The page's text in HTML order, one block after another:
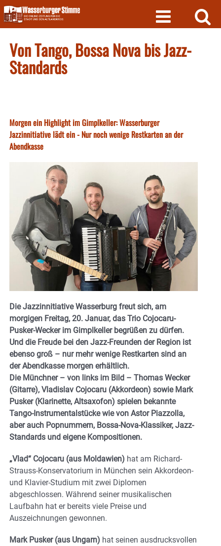
Skip
to
content
Von Tango, Bossa Nova bis Jazz-
Standards
Morgen ein Highlight im Gimplkeller: Wasserburger
Jazzinnitiative lädt ein - Nur noch wenige Restkarten an der
Abendkasse
Die Jazzinnitiative Wasserburg freut sich, am
morgigen Freitag, 20. Januar, das Trio Cojocaru-
Pusker-Wecker im Gimplkeller begrüßen zu dürfen.
Und die Freude bei den Jazz-Freunden der Region ist
ebenso groß – nur mehr wenige Restkarten sind an
der Abendkasse morgen erhältlich.
Die Münchner – von links im Bild – Thomas Wecker
(Gitarre), Vladislav Cojocaru (Akkordeon) sowie Mark
Pusker (Klarinette, Altsaxofon) spielen bekannte
Tango-Instrumentalstücke wie von Astor Piazzolla,
aber auch Popnummern, Bossa-Nova-Klassiker, Jazz-
Standards und eigene Kompositionen.
„Vlad“ Cojocaru (aus Moldawien) hat am Richard-
Strauss-Konservatorium in München sein Akkordeon-
und Klavier-Studium mit zwei Diplomen
abgeschlossen. Während seiner musikalischen
Laufbahn hat er bereits viele Preise und
Auszeichnungen gewonnen.
Mark Pusker (aus Ungarn) hat seinen ausdrucksvollen